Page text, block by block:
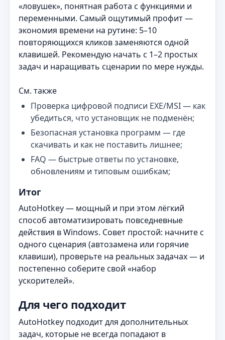
«ловушек», понятная работа с функциями и
переменными. Самый ощутимый профит —
экономия времени на рутине: 5–10
повторяющихся кликов заменяются одной
клавишей. Рекомендую начать с 1–2 простых
задач и наращивать сценарии по мере нужды.
См. также
Проверка цифровой подписи EXE/MSI — как
убедиться, что установщик не подменён;
Безопасная установка программ — где
скачивать и как не поставить лишнее;
FAQ — быстрые ответы по установке,
обновлениям и типовым ошибкам;
Итог
AutoHotkey — мощный и при этом лёгкий
способ автоматизировать повседневные
действия в Windows. Совет простой: начните с
одного сценария (автозамена или горячие
клавиши), проверьте на реальных задачах — и
постепенно соберите свой «набор
ускорителей».
Для чего подходит
AutoHotkey подходит для дополнительных
задач, которые не всегда попадают в